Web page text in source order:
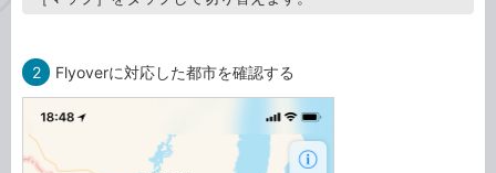
2 Flyoverに対応した都市を確認する